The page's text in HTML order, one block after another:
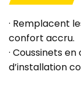
· Remplacent
confort accru.
· Coussinets
d’installation